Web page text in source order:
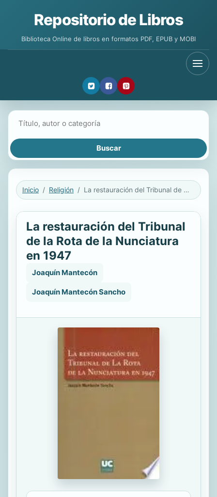
Repositorio de Libros
Biblioteca Online de libros en formatos PDF, EPUB y MOBI
Inicio Religión La restauración del Tribunal de la Rota de la Nunciatura en 1947
La restauración del Tribunal
de la Rota de la Nunciatura
en 1947
Joaquín Mantecón
Joaquín Mantecón Sancho